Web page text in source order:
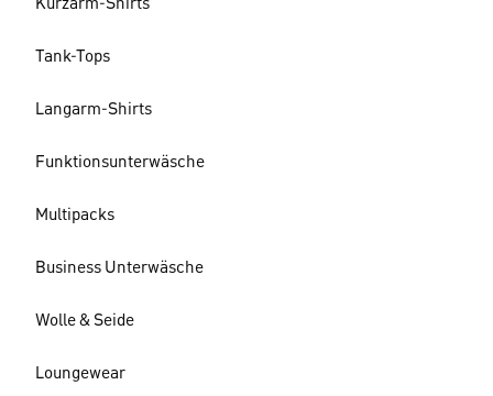
Kurzarm-Shirts
Tank-Tops
Langarm-Shirts
Funktionsunterwäsche
Multipacks
Business Unterwäsche
Wolle & Seide
Loungewear